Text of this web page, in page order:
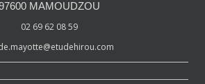
MAMOUDZOU
02 69 62 08 59